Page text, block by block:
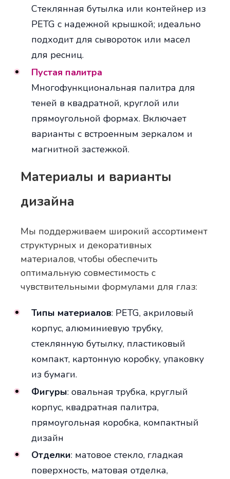
Стеклянная бутылка или контейнер из
PETG с надежной крышкой; идеально
подходит для сывороток или масел
для ресниц.
Пустая палитра
Многофункциональная палитра для
теней в квадратной, круглой или
прямоугольной формах. Включает
варианты с встроенным зеркалом и
магнитной застежкой.
Материалы и варианты
дизайна
Мы поддерживаем широкий ассортимент
структурных и декоративных
материалов, чтобы обеспечить
оптимальную совместимость с
чувствительными формулами для глаз:
Типы материалов: PETG, акриловый
корпус, алюминиевую трубку,
стеклянную бутылку, пластиковый
компакт, картонную коробку, упаковку
из бумаги.
Фигуры: овальная трубка, круглый
корпус, квадратная палитра,
прямоугольная коробка, компактный
дизайн
Отделки: матовое стекло, гладкая
поверхность, матовая отделка,